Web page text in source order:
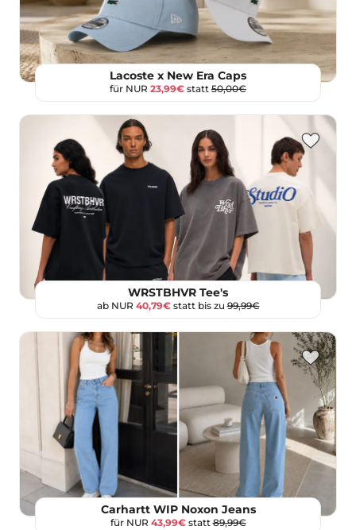
Lacoste x New Era Caps
für NUR 23,99€ statt 50,00€
WRSTBHVR Tee's
ab NUR 40,79€statt bis zu99,99€
Carhartt WIP Noxon Jeans
für NUR 43,99€statt89,99€